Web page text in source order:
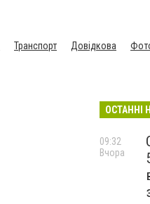
Транспорт Довідкова
ОСТАННІ
09:32
Вчора